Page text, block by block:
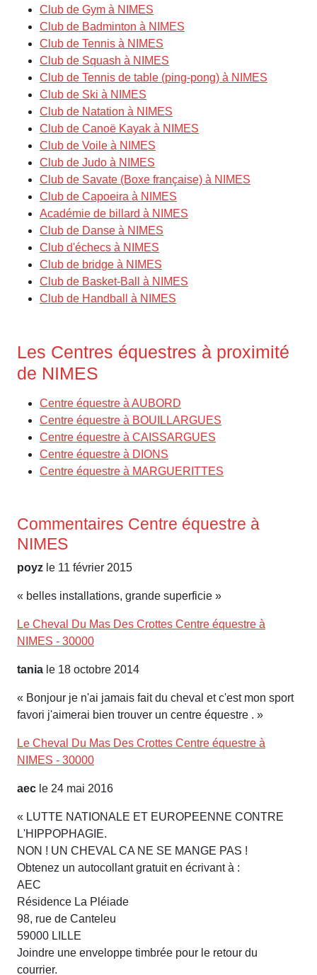
Club de Gym à NIMES
Club de Badminton à NIMES
Club de Tennis à NIMES
Club de Squash à NIMES
Club de Tennis de table (ping-pong) à NIMES
Club de Ski à NIMES
Club de Natation à NIMES
Club de Canoë Kayak à NIMES
Club de Voile à NIMES
Club de Judo à NIMES
Club de Savate (Boxe française) à NIMES
Club de Capoeira à NIMES
Académie de billard à NIMES
Club de Danse à NIMES
Club d'échecs à NIMES
Club de bridge à NIMES
Club de Basket-Ball à NIMES
Club de Handball à NIMES
Les Centres équestres à proximité
de NIMES
Centre équestre à AUBORD
Centre équestre à BOUILLARGUES
Centre équestre à CAISSARGUES
Centre équestre à DIONS
Centre équestre à MARGUERITTES
Commentaires Centre équestre à
NIMES
poyz le 11 février 2015
« belles installations, grande superficie »
Le Cheval Du Mas Des Crottes Centre équestre à
NIMES - 30000
tania le 18 octobre 2014
« Bonjour je n'ai jamais fait du cheval et c'est mon sport
favori j'aimerai bien trouver un centre équestre . »
Le Cheval Du Mas Des Crottes Centre équestre à
NIMES - 30000
aec le 24 mai 2016
« LUTTE NATIONALE ET EUROPEENNE CONTRE
L'HIPPOPHAGIE.
NON ! UN CHEVAL CA NE SE MANGE PAS !
Obtenez un autocollant gratuit en écrivant à :
AEC
Résidence La Pléiade
98, rue de Canteleu
59000 LILLE
Joindre une enveloppe timbrée pour le retour du
courrier.